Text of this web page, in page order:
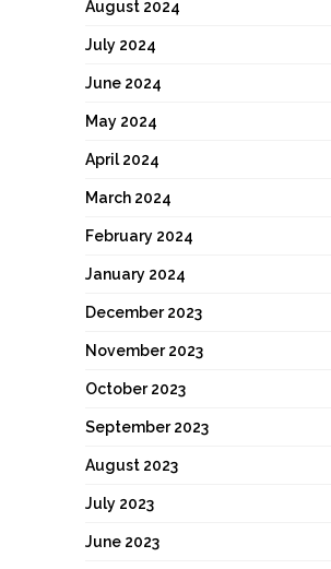
August 2024
July 2024
June 2024
May 2024
April 2024
March 2024
February 2024
January 2024
December 2023
November 2023
October 2023
September 2023
August 2023
July 2023
June 2023